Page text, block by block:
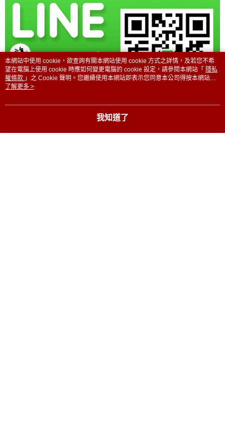
ATM／網路銀行／等多元方式進行付款，方視為交易完成。
※ 請注意：結帳手續完成當下不需立刻繳費，但若您需要取消訂單，請聯絡
購買商品的店家。未經商家同意取消之訂單仍視為有效，需透過AFTEE先享
後付繳納相關費用。
※ 交易是否成功請以「AFTEE先享後付 」之結帳頁面顯示為準，若有關於
是否繳費成功／繳費後需取消欲退款等相關疑問，請聯繫「AFTEE先享後付
客戶支援中心」https://netprotections.freshdesk.com/support/home
【注意事項】
１．透過由恩沛科技股份有限公司提供之「AFTEE先享後付」服務完成之交
權轉讓予恩沛科技股份有限公司。
２．關於個人資料處理事宜，請瀏覽以下網址：
３．未成年的使用者請事先徵得法定代理人或監護人之同意方可使用
本網站中使用 cookie，欲查詢有關本網站使用 cookie 方式之詳情，及若您不希
望在電腦上使用 cookie 時應如何變更電腦的 cookie 設定，請參閱本網站「 隱私
權條款 」之 Cookie 聲明。您繼續使用本網站即表示您同意本公司得按本網站使
用條款之 Cookie 聲明使用 cookie。
了解更多 >
我知道了